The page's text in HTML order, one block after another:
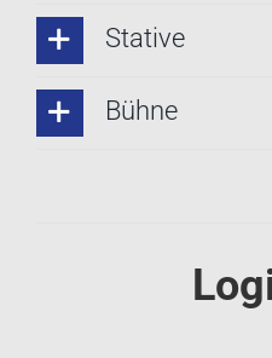
Stative
Bühne